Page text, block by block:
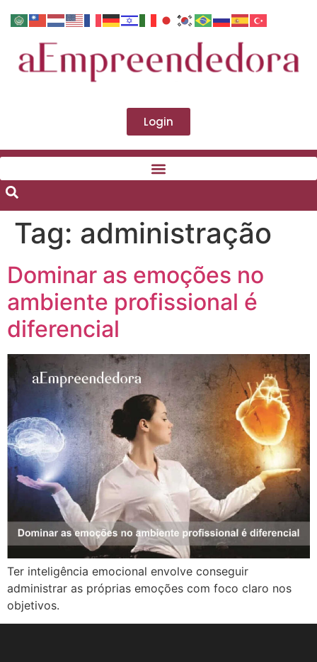
Login
Tag: administração
Dominar as emoções no
ambiente profissional é
diferencial
Ter inteligência emocional envolve conseguir
administrar as próprias emoções com foco claro nos
objetivos.